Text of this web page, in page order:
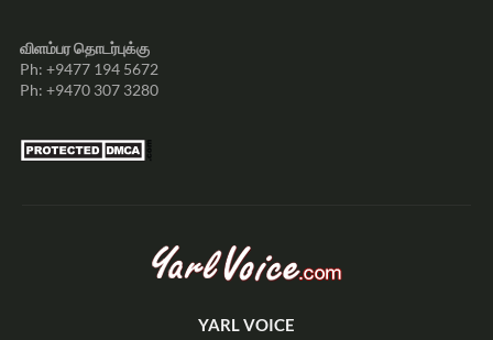
விளம்பர தொடர்புக்கு
Ph: +9477 194 5672
Ph: +9470 307 3280
YARL VOICE